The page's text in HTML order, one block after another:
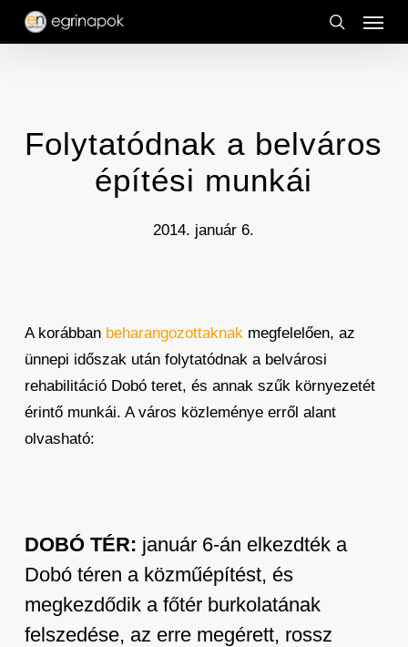
Skip
search
Menu
Folytatódnak a belváros
építési munkái
2014. január 6.
A korábban beharangozottaknakmegfelelően, az
ünnepi időszak után folytatódnak a belvárosi
rehabilitáció Dobó teret, és annak szűk környezetét
érintő munkái. A város közleménye erről alant
olvasható:
DOBÓ TÉR: január 6-án elkezdték a
Dobó téren a közműépítést, és
megkezdődik a főtér burkolatának
felszedése, az erre megérett, rossz